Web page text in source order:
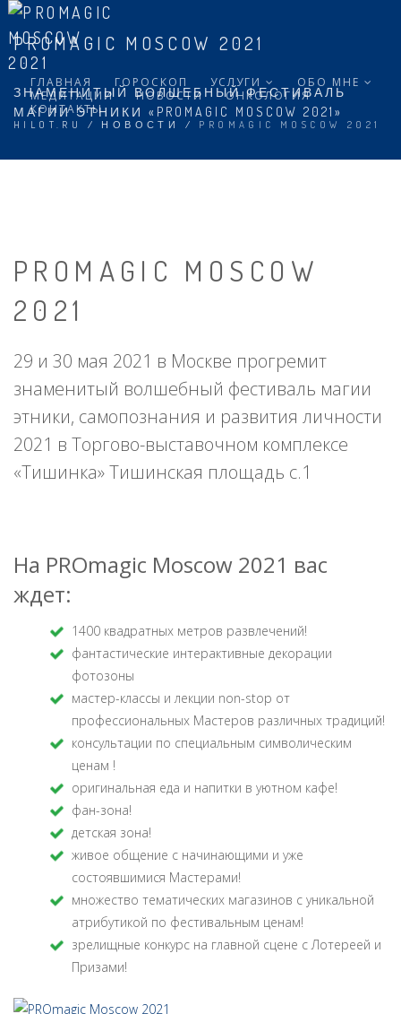
ГЛАВНАЯ ГОРОСКОП УСЛУГИ
ОБО МНЕ
МЕДИТАЦИИ
НОВОСТИ
ОНКОЛОГИЯ
КОНТАКТЫ
PROMAGIC MOSCOW 2021
ЗНАМЕНИТЫЙ ВОЛШЕБНЫЙ ФЕСТИВАЛЬ
МАГИИ ЭТНИКИ «PROMAGIC MOSCOW 2021»
HILOT.RU / НОВОСТИ / PROMAGIC MOSCOW 2021
PROMAGIC MOSCOW
2021
29 и 30 мая 2021 в Москве прогремит
знаменитый волшебный фестиваль магии
этники, самопознания и развития личности
2021 в Торгово-выставочном комплексе
«Тишинка» Тишинская площадь с.1
На PROmagic Moscow 2021 вас
ждет:
1400 квадратных метров развлечений!
фантастические интерактивные декорации
фотозоны
мастер-классы и лекции non-stop от
профессиональных Мастеров различных традиций!
консультации по специальным символическим
ценам !
оригинальная еда и напитки в уютном кафе!
фан-зона!
детская зона!
живое общение с начинающими и уже
состоявшимися Мастерами!
множество тематических магазинов с уникальной
атрибутикой по фестивальным ценам!
зрелищные конкурс на главной сцене с Лотереей и
Призами!